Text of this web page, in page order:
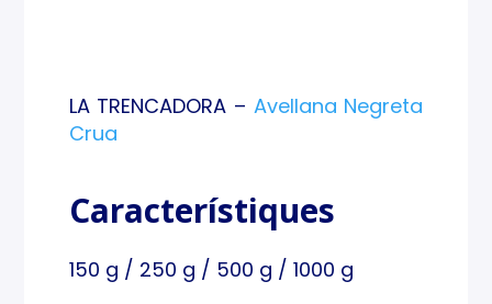
LA TRENCADORA – Avellana Negreta
Crua
Característiques
150 g / 250 g / 500 g / 1000 g